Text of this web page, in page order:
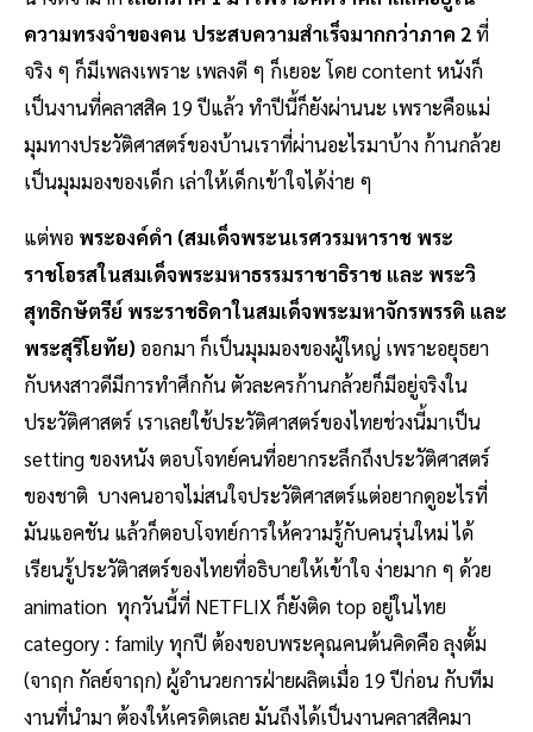
ความทรงจำของคน ประสบความสำเร็จมากกว่าภาค 2ที่
จริง ๆ ก็มีเพลงเพราะ เพลงดี ๆ ก็เยอะ โดย content หนังก็
เป็นงานที่คลาสสิค 19 ปีแล้ว ทำปีนี้ก็ยังผ่านนะ เพราะคือแม่
มุมทางประวัติศาสตร์ของบ้านเราที่ผ่านอะไรมาบ้าง ก้านกล้วย
เป็นมุมมองของเด็ก เล่าให้เด็กเข้าใจได้ง่าย ๆ
แต่พอ พระองค์ดำ (สมเด็จพระนเรศวรมหาราช พระ
ราชโอรสในสมเด็จพระมหาธรรมราชาธิราช และ พระวิ
สุทธิกษัตรีย์ พระราชธิดาในสมเด็จพระมหาจักรพรรดิ และ
พระสุริโยทัย) ออกมา ก็เป็นมุมมองของผู้ใหญ่ เพราะอยุธยา
กับหงสาวดีมีการทำศึกกัน ตัวละครก้านกล้วยก็มีอยู่จริงใน
ประวัติศาสตร์ เราเลยใช้ประวัติศาสตร์ของไทยช่วงนี้มาเป็น
setting ของหนัง ตอบโจทย์คนที่อยากระลึกถึงประวัติศาสตร์
ของชาติ บางคนอาจไม่สนใจประวัติศาสตร์แต่อยากดูอะไรที่
มันแอคชัน แล้วก็ตอบโจทย์การให้ความรู้กับคนรุ่นใหม่ ได้
เรียนรู้ประวัติาสตร์ของไทยที่อธิบายให้เข้าใจ ง่ายมาก ๆ ด้วย
animation ทุกวันนี้ที่ NETFLIX ก็ยังติด top อยู่ในไทย
category : family ทุกปี ต้องขอบพระคุณคนต้นคิดคือ ลุงตั้ม
(จาฤก กัลย์จาฤก) ผู้อำนวยการฝ่ายผลิตเมื่อ 19 ปีก่อน กับทีม
งานที่นำมา ต้องให้เครดิตเลย มันถึงได้เป็นงานคลาสสิคมา